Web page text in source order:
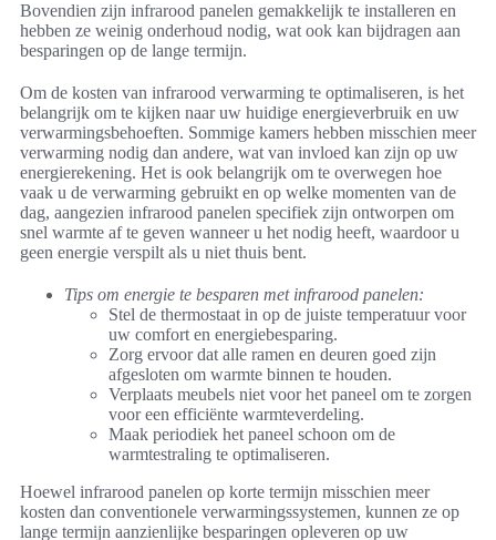
Bovendien zijn infrarood panelen gemakkelijk te installeren en
hebben ze weinig onderhoud nodig, wat ook kan bijdragen aan
besparingen op de lange termijn.
Om de kosten van infrarood verwarming te optimaliseren, is het
belangrijk om te kijken naar uw huidige energieverbruik en uw
verwarmingsbehoeften. Sommige kamers hebben misschien meer
verwarming nodig dan andere, wat van invloed kan zijn op uw
energierekening. Het is ook belangrijk om te overwegen hoe
vaak u de verwarming gebruikt en op welke momenten van de
dag, aangezien infrarood panelen specifiek zijn ontworpen om
snel warmte af te geven wanneer u het nodig heeft, waardoor u
geen energie verspilt als u niet thuis bent.
Tips om energie te besparen met infrarood panelen:
Stel de thermostaat in op de juiste temperatuur voor
uw comfort en energiebesparing.
Zorg ervoor dat alle ramen en deuren goed zijn
afgesloten om warmte binnen te houden.
Verplaats meubels niet voor het paneel om te zorgen
voor een efficiënte warmteverdeling.
Maak periodiek het paneel schoon om de
warmtestraling te optimaliseren.
Hoewel infrarood panelen op korte termijn misschien meer
kosten dan conventionele verwarmingssystemen, kunnen ze op
lange termijn aanzienlijke besparingen opleveren op uw